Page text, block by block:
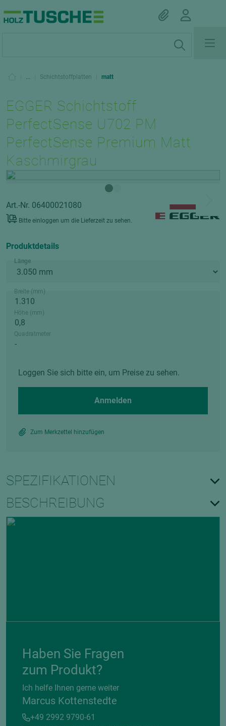
... Schichtstoffplatten matt
EGGER Schichtstoff
PerfectSense U702 PM
PerfectSense Premium Matt
Kaschmirgrau
Art.-Nr. 06400021080
Bitte einloggen um die Lieferzeit zu sehen.
Produktdetails
Länge
Breite (mm)
Höhe (mm)
Quadratmeter
Loggen Sie sich bitte ein, um Preise zu sehen.
Anmelden
Zum Merkzettel hinzufügen
SPEZIFIKATIONEN
BESCHREIBUNG
Haben Sie Fragen
zum Produkt?
Ich helfe Ihnen gerne weiter
Marcus Kottenstedte
+49 2992 9790-61